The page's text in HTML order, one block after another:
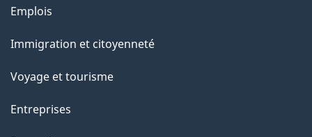
l
a
a
g
Thèmes
sujets
Emplois
Immigration et citoyenneté
Voyage et tourisme
Entreprises